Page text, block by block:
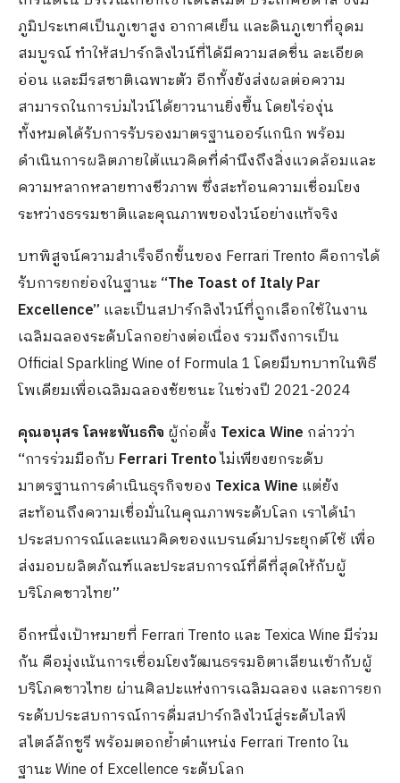
ภูมิประเทศเป็นภูเขาสูง อากาศเย็น และดินภูเขาที่อุดม
สมบูรณ์ ทำให้สปาร์กลิงไวน์ที่ได้มีความสดชื่น ละเอียด
อ่อน และมีรสชาติเฉพาะตัว อีกทั้งยังส่งผลต่อความ
สามารถในการบ่มไวน์ได้ยาวนานยิ่งขึ้น โดยไร่องุ่น
ทั้งหมดได้รับการรับรองมาตรฐานออร์แกนิก พร้อม
ดำเนินการผลิตภายใต้แนวคิดที่คำนึงถึงสิ่งแวดล้อมและ
ความหลากหลายทางชีวภาพ ซึ่งสะท้อนความเชื่อมโยง
ระหว่างธรรมชาติและคุณภาพของไวน์อย่างแท้จริง
บทพิสูจน์ความสำเร็จอีกขั้นของ Ferrari Trento คือการได้
รับการยกย่องในฐานะ “The Toast of Italy Par
Excellence” และเป็นสปาร์กลิงไวน์ที่ถูกเลือกใช้ในงาน
เฉลิมฉลองระดับโลกอย่างต่อเนื่อง รวมถึงการเป็น
Official Sparkling Wine of Formula 1โดยมีบทบาทในพิธี
โพเดียมเพื่อเฉลิมฉลองชัยชนะ ในช่วงปี 2021-2024
คุณอนุสร โลหะพันธกิจ ผู้ก่อตั้ง Texica Wine กล่าวว่า
“การร่วมมือกับ Ferrari Trentoไม่เพียงยกระดับ
มาตรฐานการดำเนินธุรกิจของ Texica Wine แต่ยัง
สะท้อนถึงความเชื่อมั่นในคุณภาพระดับโลก เราได้นำ
ประสบการณ์และแนวคิดของแบรนด์มาประยุกต์ใช้ เพื่อ
ส่งมอบผลิตภัณฑ์และประสบการณ์ที่ดีที่สุดให้กับผู้
บริโภคชาวไทย”
อีกหนึ่งเป้าหมายที่ Ferrari Trento และ Texica Wineมีร่วม
กัน คือมุ่งเน้นการเชื่อมโยงวัฒนธรรมอิตาเลียนเข้ากับผู้
บริโภคชาวไทย ผ่านศิลปะแห่งการเฉลิมฉลอง และการยก
ระดับประสบการณ์การดื่มสปาร์กลิงไวน์สู่ระดับไลฟ์
สไตล์ลักชูรี พร้อมตอกย้ำตำแหน่ง Ferrari Trentoใน
ฐานะWine of Excellenceระดับโลก